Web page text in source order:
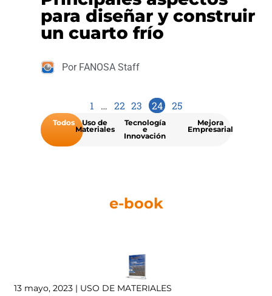
para diseñar y construir
un cuarto frío
Por FANOSA Staff
1 … 22 23 24 25
Todos Uso de
Materiales
Tecnología
e
Innovación
Mejora
Empresarial
e-book
13 mayo, 2023 | USO DE MATERIALES